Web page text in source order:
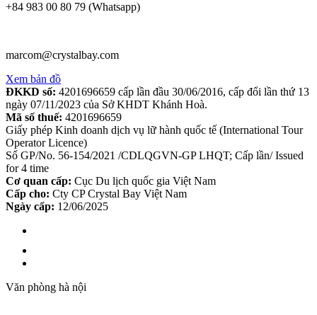
+84 983 00 80 79 (Whatsapp)
marcom@crystalbay.com
Xem bản đồ
ĐKKD số: 4201696659 cấp lần đầu 30/06/2016, cấp đổi lần thứ 13
ngày 07/11/2023 của Sở KHDT Khánh Hoà.
Mã số thuế: 4201696659
Giấy phép Kinh doanh dịch vụ lữ hành quốc tế (International Tour
Operator Licence)
Số GP/No. 56-154/2021 /CDLQGVN-GP LHQT; Cấp lần/ Issued
for 4 time
Cơ quan cấp: Cục Du lịch quốc gia Việt Nam
Cấp cho: Cty CP Crystal Bay Việt Nam
Ngày cấp: 12/06/2025
Văn phòng hà nội